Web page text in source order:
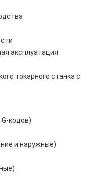
эксплуатация
токарного станка с
кодов)
и наружные)